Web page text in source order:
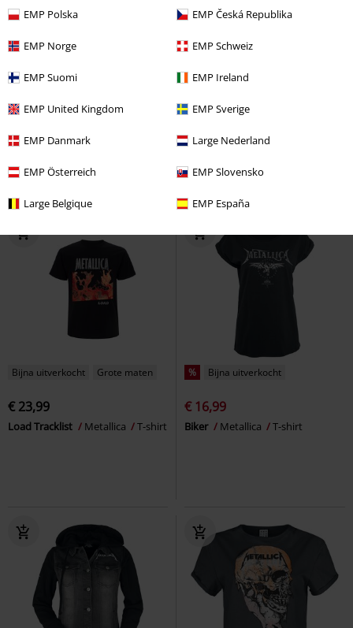
EMP Polska EMP Česká Republika
EMP Norge EMP Schweiz
EMP Suomi EMP Ireland
EMP United Kingdom EMP Sverige
EMP Danmark Large Nederland
EMP Österreich EMP Slovensko
Large Belgique EMP España
%
€ 30,99
May Roam Pink Ink
-43%
Bijna uitverkocht
€ 28,04
Metallica
T-shirt
Bijna uitverkocht Grote maten
€ 23,99
Load Tracklist Metallica T-shirt
% Bijna uitverkocht
€ 16,99
Biker Metallica T-shirt